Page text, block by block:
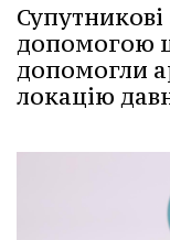
допомогою
допомогли
локацію